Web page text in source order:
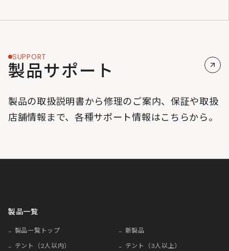
SUPPORT
製品サポート
製品の取扱説明書から修理のご案内、保証や取扱
店舗情報まで、各種サポート情報はこちらから。
製品一覧
製品一覧トップ
新製品
テント（2人以内）
テント（3人以上）